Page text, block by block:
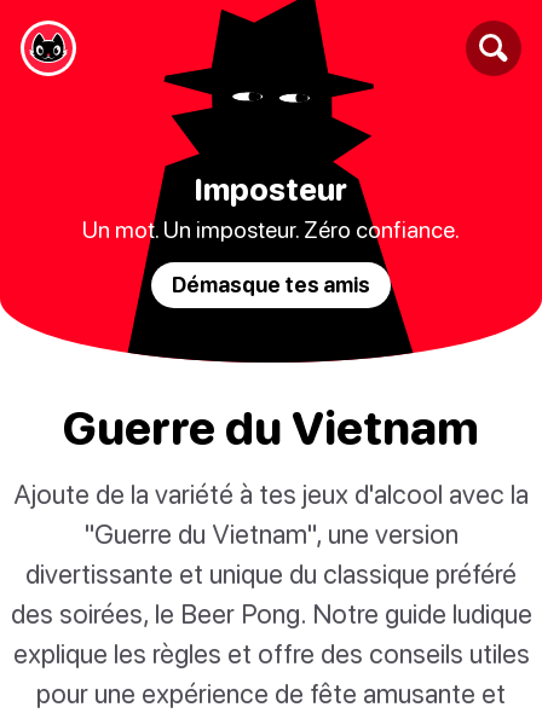
Imposteur
Un mot. Un imposteur. Zéro confiance.
Démasque tes amis
Guerre du Vietnam
Ajoute de la variété à tes jeux d'alcool avec la
"Guerre du Vietnam", une version
divertissante et unique du classique préféré
des soirées, le Beer Pong. Notre guide ludique
explique les règles et offre des conseils utiles
pour une expérience de fête amusante et